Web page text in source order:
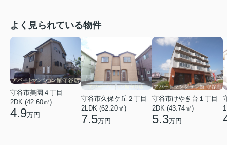
よく見られている物件
守谷市美園４丁目
2DK (42.60㎡)
4.9万円
守谷市久保ケ丘２丁目
2LDK (62.20㎡)
7.5万円
守谷市けやき台１丁目
2DK (43.74㎡)
5.3万円